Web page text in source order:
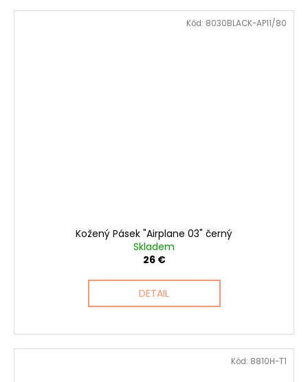
Kožený Pásek "Airplane 03" černý
Skladem
26 €
DETAIL
Kód: 8030BLACK-AP11/80
Kód: 8810H-T1